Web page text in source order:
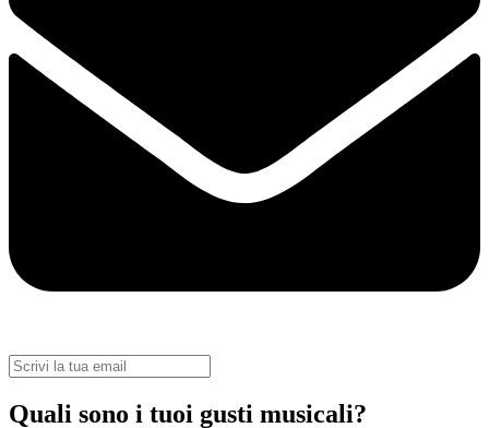
Quali sono i tuoi gusti musicali?